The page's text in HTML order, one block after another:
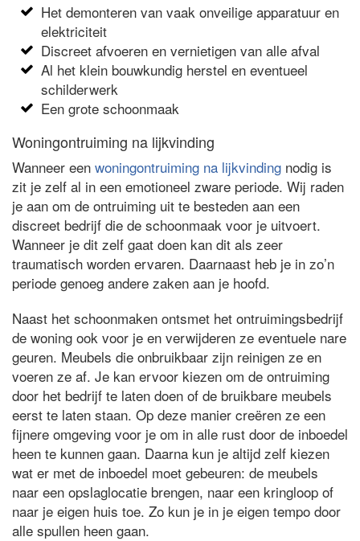
Het demonteren van vaak onveilige apparatuur en
elektriciteit
Discreet afvoeren en vernietigen van alle afval
Al het klein bouwkundig herstel en eventueel
schilderwerk
Een grote schoonmaak
Woningontruiming na lijkvinding
Wanneer een woningontruiming na lijkvinding nodig is
zit je zelf al in een emotioneel zware periode. Wij raden
je aan om de ontruiming uit te besteden aan een
discreet bedrijf die de schoonmaak voor je uitvoert.
Wanneer je dit zelf gaat doen kan dit als zeer
traumatisch worden ervaren. Daarnaast heb je in zo’n
periode genoeg andere zaken aan je hoofd.
Naast het schoonmaken ontsmet het ontruimingsbedrijf
de woning ook voor je en verwijderen ze eventuele nare
geuren. Meubels die onbruikbaar zijn reinigen ze en
voeren ze af. Je kan ervoor kiezen om de ontruiming
door het bedrijf te laten doen of de bruikbare meubels
eerst te laten staan. Op deze manier creëren ze een
fijnere omgeving voor je om in alle rust door de inboedel
heen te kunnen gaan. Daarna kun je altijd zelf kiezen
wat er met de inboedel moet gebeuren: de meubels
naar een opslaglocatie brengen, naar een kringloop of
naar je eigen huis toe. Zo kun je in je eigen tempo door
alle spullen heen gaan.